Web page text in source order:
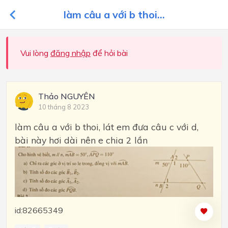
làm câu a với b thoi...
Vui lòng đăng nhập để hỏi bài
Thảo NGUYÊN
10 tháng 8 2023
làm câu a với b thoi, lát em đưa câu c với d,
bài này hơi dài nên e chia 2 lần
id:82665349